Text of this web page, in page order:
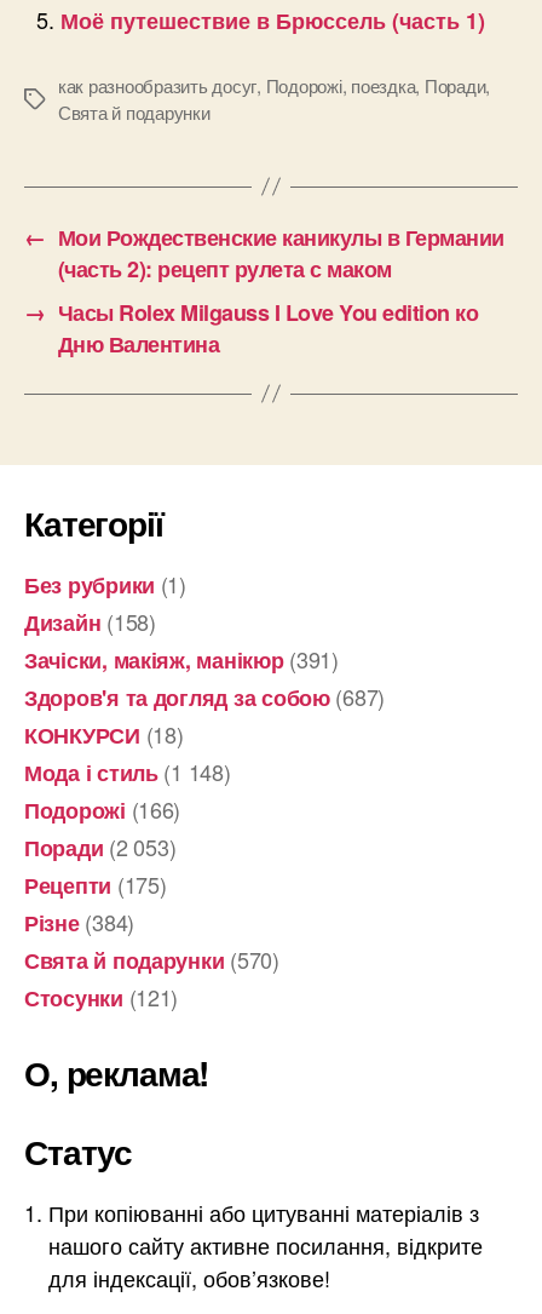
Моё путешествие в Брюссель (часть 1)
Позначки
как разнообразить досуг, Подорожі, поездка, Поради,
Свята й подарунки
← Мои Рождественские каникулы в Германии
(часть 2): рецепт рулета с маком
→ Часы Rolex Milgauss I Love You edition ко
Дню Валентина
Категорії
Без рубрики (1)
Дизайн (158)
Зачіски, макіяж, манікюр(391)
Здоров'я та догляд за собою(687)
КОНКУРСИ (18)
Мода і стиль(1 148)
Подорожі (166)
Поради (2 053)
Рецепти (175)
Різне(384)
Свята й подарунки (570)
Стосунки (121)
О, реклама!
Статус
При копіюванні або цитуванні матеріалів з
нашого сайту активне посилання, відкрите
для індексації, обов’язкове!